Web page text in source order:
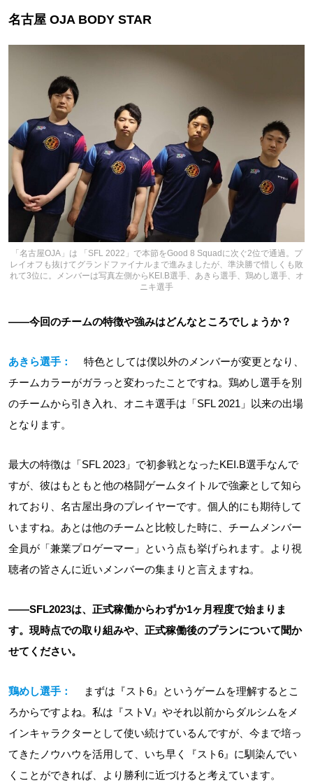
名古屋 OJA BODY STAR
「名古屋OJA」は 「SFL 2022」で本節をGood 8 Squadに次ぐ2位で通過。プ
レイオフも抜けてグランドファイナルまで進みましたが、準決勝で惜しくも敗
れて3位に。メンバーは写真左側からKEI.B選手、あきら選手、鶏めし選手、オ
ニキ選手
――今回のチームの特徴や強みはどんなところでしょうか？
あきら選手：
特色としては僕以外のメンバーが変更となり、
チームカラーがガラっと変わったことですね。鶏めし選手を別
のチームから引き入れ、オニキ選手は「SFL 2021」以来の出場
となります。
最大の特徴は「SFL 2023」で初参戦となったKEI.B選手なんで
すが、彼はもともと他の格闘ゲームタイトルで強豪として知ら
れており、名古屋出身のプレイヤーです。個人的にも期待して
いますね。あとは他のチームと比較した時に、チームメンバー
全員が「兼業プロゲーマー」という点も挙げられます。より視
聴者の皆さんに近いメンバーの集まりと言えますね。
――SFL2023は、正式稼働からわずか1ヶ月程度で始まりま
す。現時点での取り組みや、正式稼働後のプランについて聞か
せてください。
鶏めし選手：
まずは『スト6』というゲームを理解するとこ
ろからですよね。私は『ストV』やそれ以前からダルシムをメ
インキャラクターとして使い続けているんですが、今まで培っ
てきたノウハウを活用して、いち早く『スト6』に馴染んでい
くことができれば、より勝利に近づけると考えています。